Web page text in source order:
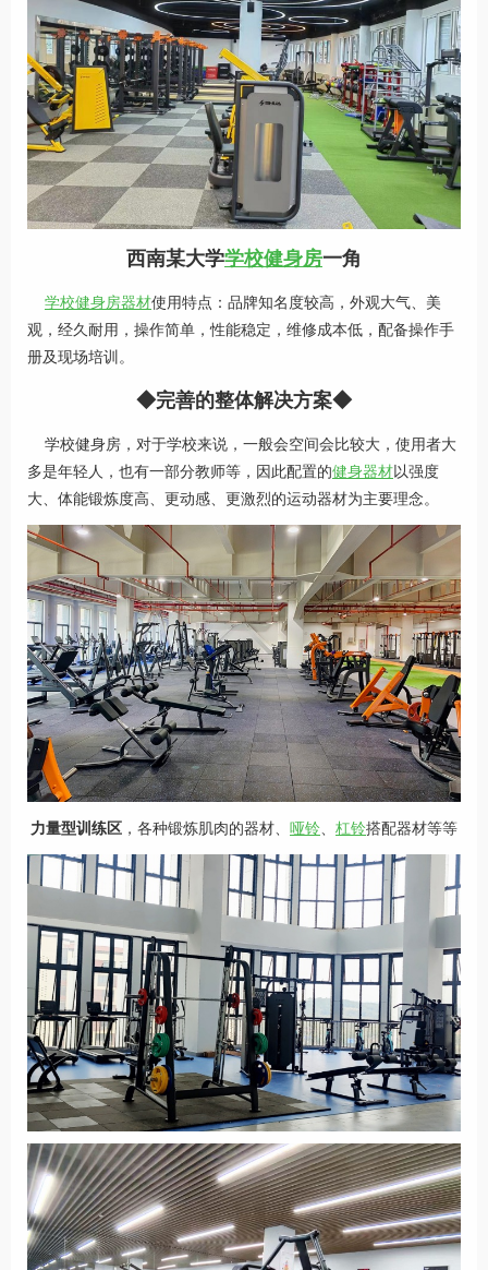
西南某大学学校健身房一角
学校健身房器材使用特点：品牌知名度较高，外观大气、美
观，经久耐用，操作简单，性能稳定，维修成本低，配备操作手
册及现场培训。
◆完善的整体解决方案◆
学校健身房，对于学校来说，一般会空间会比较大，使用者大
多是年轻人，也有一部分教师等，因此配置的健身器材以强度
大、体能锻炼度高、更动感、更激烈的运动器材为主要理念。
力量型训练区 ，各种锻炼肌肉的器材、 哑铃 杠铃搭配器材等等